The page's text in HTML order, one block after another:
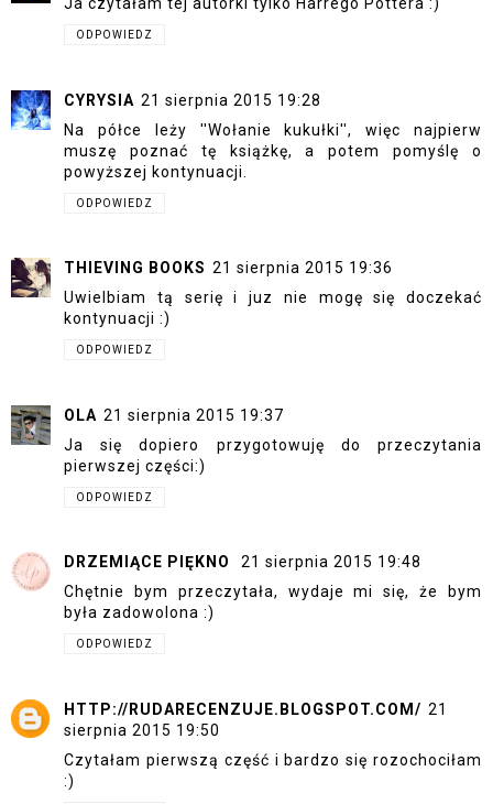
ODPOWIEDZ
CYRYSIA 21 sierpnia 2015 19:28
Na półce leży ''Wołanie kukułki'', więc najpierw
muszę poznać tę książkę, a potem pomyślę o
powyższej kontynuacji.
ODPOWIEDZ
THIEVING BOOKS 21 sierpnia 2015 19:36
Uwielbiam tą serię i juz nie mogę się doczekać
kontynuacji :)
ODPOWIEDZ
OLA 21 sierpnia 2015 19:37
Ja się dopiero przygotowuję do przeczytania
pierwszej części:)
ODPOWIEDZ
DRZEMIĄCE PIĘKNO
21 sierpnia 2015 19:48
Chętnie bym przeczytała, wydaje mi się, że bym
była zadowolona :)
ODPOWIEDZ
HTTP://RUDARECENZUJE.BLOGSPOT.COM/ 21
sierpnia 2015 19:50
Czytałam pierwszą część i bardzo się rozochociłam
:)